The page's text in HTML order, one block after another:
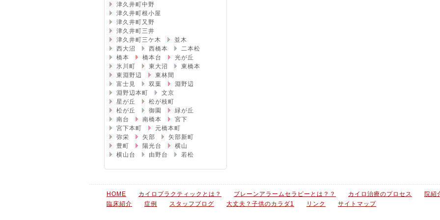
津久井町中野
津久井町根小屋
津久井町又野
津久井町三井
津久井町三ケ木
並木
西大沼
西橋本
二本松
橋本
橋本台
光が丘
氷川町
東大沼
東橋本
東淵野辺
東林間
富士見
双葉
淵野辺
淵野辺本町
文京
星が丘
松が枝町
松が丘
御園
緑が丘
南台
南橋本
宮下
宮下本町
元橋本町
弥栄
矢部
矢部新町
豊町
陽光台
横山
横山台
由野台 若松
HOME カイロプラクティックとは？ ブレーンアラームセラピーとは？？ カイロ治療のプロセス 院紹
臨床紹介
症例 スタッフブログ 大丈夫？子供のカラダ1 リンク サイトマップ